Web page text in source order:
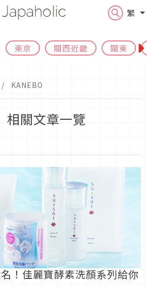
繁
東京 關西近畿 關東
KANEBO
相關文章一覽
！佳麗寶酵素洗顏系列給你